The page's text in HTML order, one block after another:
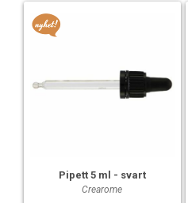
8963 Pipett 5 ml svart
7233 Kapsyl räfflad vitt tjock
7241 Pump till glasflaska
7411 Kapsyl räfflad svart u dropp
7487 Kapsyl aluminium glasflaska
Pipett 5 ml - svart
Crearome